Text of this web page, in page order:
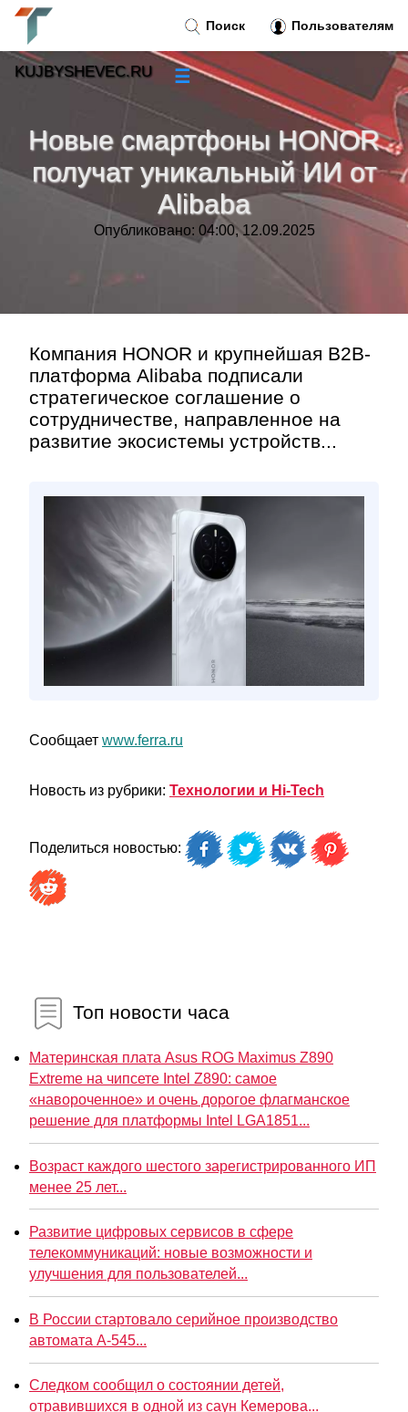
Новые смартфоны HONOR
получат уникальный ИИ от
Alibaba
Опубликовано: 04:00, 12.09.2025
Компания HONOR и крупнейшая B2B-
платформа Alibaba подписали
стратегическое соглашение о
сотрудничестве, направленное на
развитие экосистемы устройств...
Сообщает www.ferra.ru
Новость из рубрики: Технологии и Hi-Tech
Поделиться новостью:
Топ новости часа
Материнская плата Asus ROG Maximus Z890
Extreme на чипсете Intel Z890: самое
«навороченное» и очень дорогое флагманское
решение для платформы Intel LGA1851...
Возраст каждого шестого зарегистрированного ИП
менее 25 лет...
Развитие цифровых сервисов в сфере
телекоммуникаций: новые возможности и
улучшения для пользователей...
В России стартовало серийное производство
автомата А-545...
Следком сообщил о состоянии детей,
отравившихся в одной из саун Кемерова...
Поиск Пользователям
KUJBYSHEVEC.RU ☰
Новости»
Тренды новостей »
Рубрики»
Контакт»